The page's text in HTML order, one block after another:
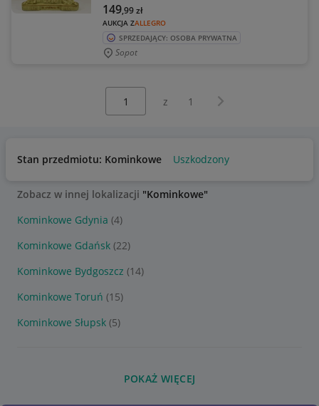
AUKCJA ZALLEGRO
149,99zł
SPRZEDAJĄCY: OSOBA PRYWATNA
Sopot
z 1 Następna strona
Stan przedmiotu: Kominkowe Uszkodzony
Zobacz w innej lokalizacji "Kominkowe"
Kominkowe Gdynia (4)
Kominkowe Gdańsk (22)
Kominkowe Bydgoszcz (14)
Kominkowe Toruń (15)
Kominkowe Słupsk (5)
POKAŻ WIĘCEJ